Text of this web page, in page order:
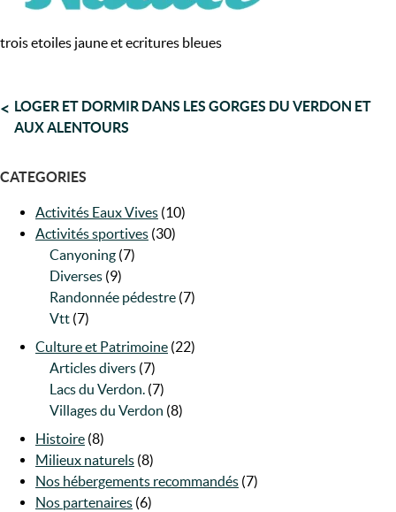
trois etoiles jaune et ecritures bleues
NAVIGATION
DE
LOGER ET DORMIR DANS LES GORGES DU VERDON ET
AUX ALENTOURS
CATEGORIES
Activités Eaux Vives (10)
Activités sportives (30)
Canyoning (7)
Diverses (9)
Randonnée pédestre (7)
Vtt (7)
Culture et Patrimoine (22)
Articles divers (7)
Lacs du Verdon. (7)
Villages du Verdon (8)
Histoire (8)
Milieux naturels (8)
Nos hébergements recommandés (7)
Nos partenaires (6)